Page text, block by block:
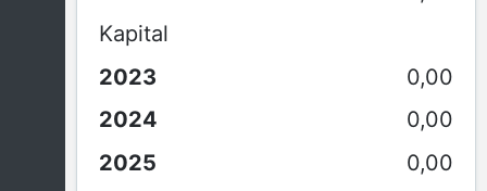
Kapital
0,00
0,00
0,00